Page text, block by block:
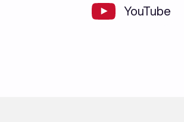
YouTube